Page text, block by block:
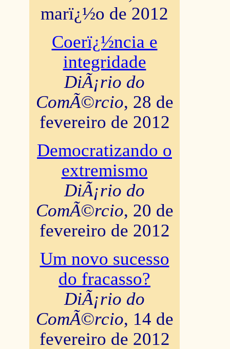
marï¿½o de 2012
Coerï¿½ncia e
integridade
DiÃ¡rio do
ComÃ©rcio, 28 de
fevereiro de 2012
Democratizando o
extremismo
DiÃ¡rio do
ComÃ©rcio, 20 de
fevereiro de 2012
Um novo sucesso
do fracasso?
DiÃ¡rio do
ComÃ©rcio, 14 de
fevereiro de 2012